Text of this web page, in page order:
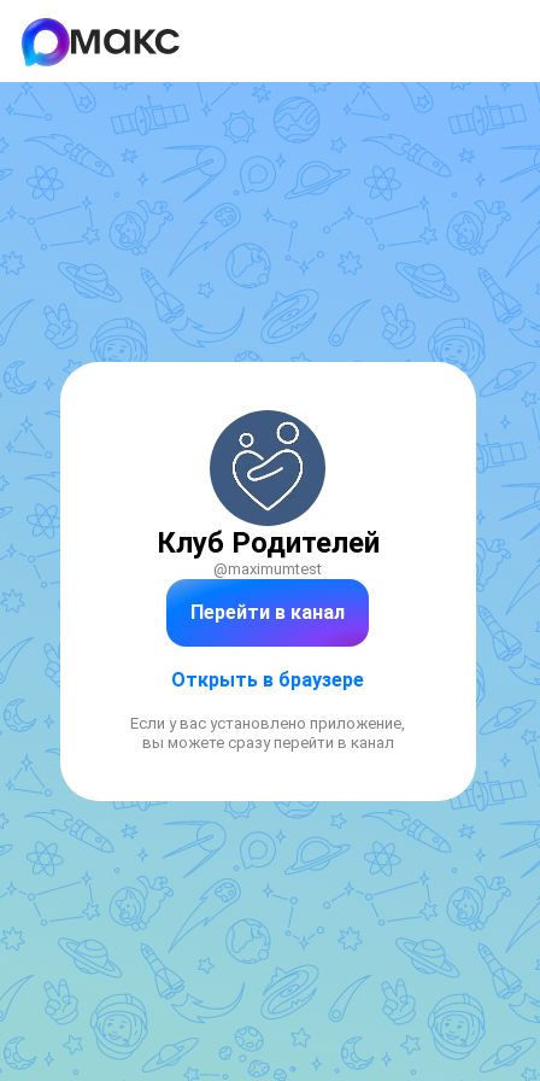
Клуб Родителей
@maximumtest
Перейти в канал
Открыть в браузере
Если у вас установлено приложение,
вы можете сразу перейти в канал